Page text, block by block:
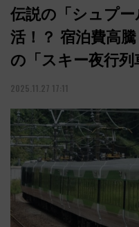
伝説の「シュプ
活！？ 宿泊費高
の「スキー夜行
2025.11.27 17:11